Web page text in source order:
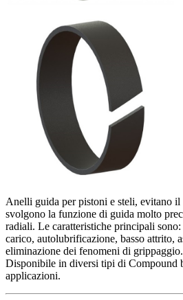
Anelli guida per pistoni e steli, evitano
svolgono la funzione di guida molto
radiali. Le caratteristiche principali
carico, autolubrificazione, basso attrito,
eliminazione dei fenomeni di
Disponibile in diversi tipi di Compound
applicazioni.